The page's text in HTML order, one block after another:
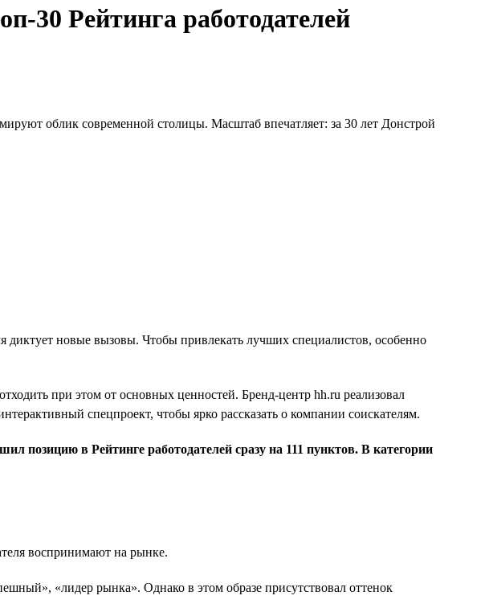
30 Рейтинга работодателей
облик современной столицы. Масштаб впечатляет: за 30 лет Донстрой
диктует новые вызовы. Чтобы привлекать лучших специалистов, особенно
при этом от основных ценностей. Бренд-центр hh.ru реализовал
спецпроект, чтобы ярко рассказать о компании соискателям.
позицию в Рейтинге работодателей сразу на 111 пунктов. В категории
воспринимают на рынке.
«лидер рынка». Однако в этом образе присутствовал оттенок